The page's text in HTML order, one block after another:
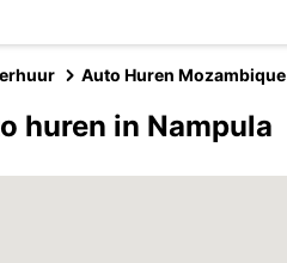
Auto Huren Mozambique
huren in Nampula